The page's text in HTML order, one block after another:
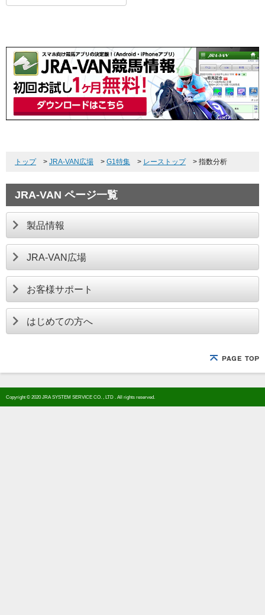
トップ> JRA-VAN広場 > G1特集 > レーストップ> 指数分析
JRA-VAN ページ一覧
製品情報
JRA-VAN広場
お客様サポート
はじめての方へ
Copyright © 2020 JRA SYSTEM SERVICE CO. , LTD . All rights reserved.